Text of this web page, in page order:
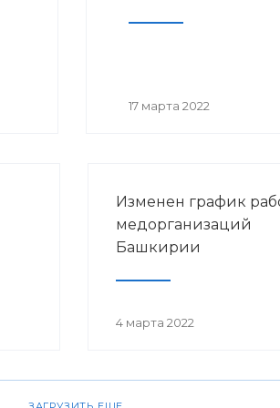
17 марта 2022
Изменен график
медорганизаций
Башкирии
4 марта 2022